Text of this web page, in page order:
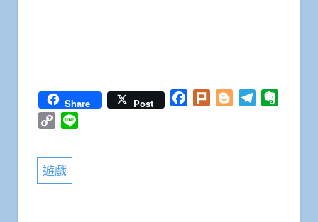
Share Post Facebook
Plurk BloggerTelegram
Copy
遊戲